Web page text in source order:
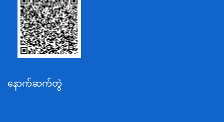
စိုက်ပျိုးရေး၊မွေးမြူရေးနှင့်ဆည်မြောင်းဝန်ကြီးဌာန
ပို့ဆောင်ရေးနှင့်ဆက်သွယ်ရေးဝန်ကြီးဌာန
သယံဇာတနှင့်ပတ်ဝန်းကျင်ထိန်းသိမ်းရေးဝန်ကြီးဌာန
အလုပ်သမား၊လူဝင်မှုကြီးကြပ်ရေးနှင့်ပြည်သူ့အင်အား
နောက်ဆက်တွဲ